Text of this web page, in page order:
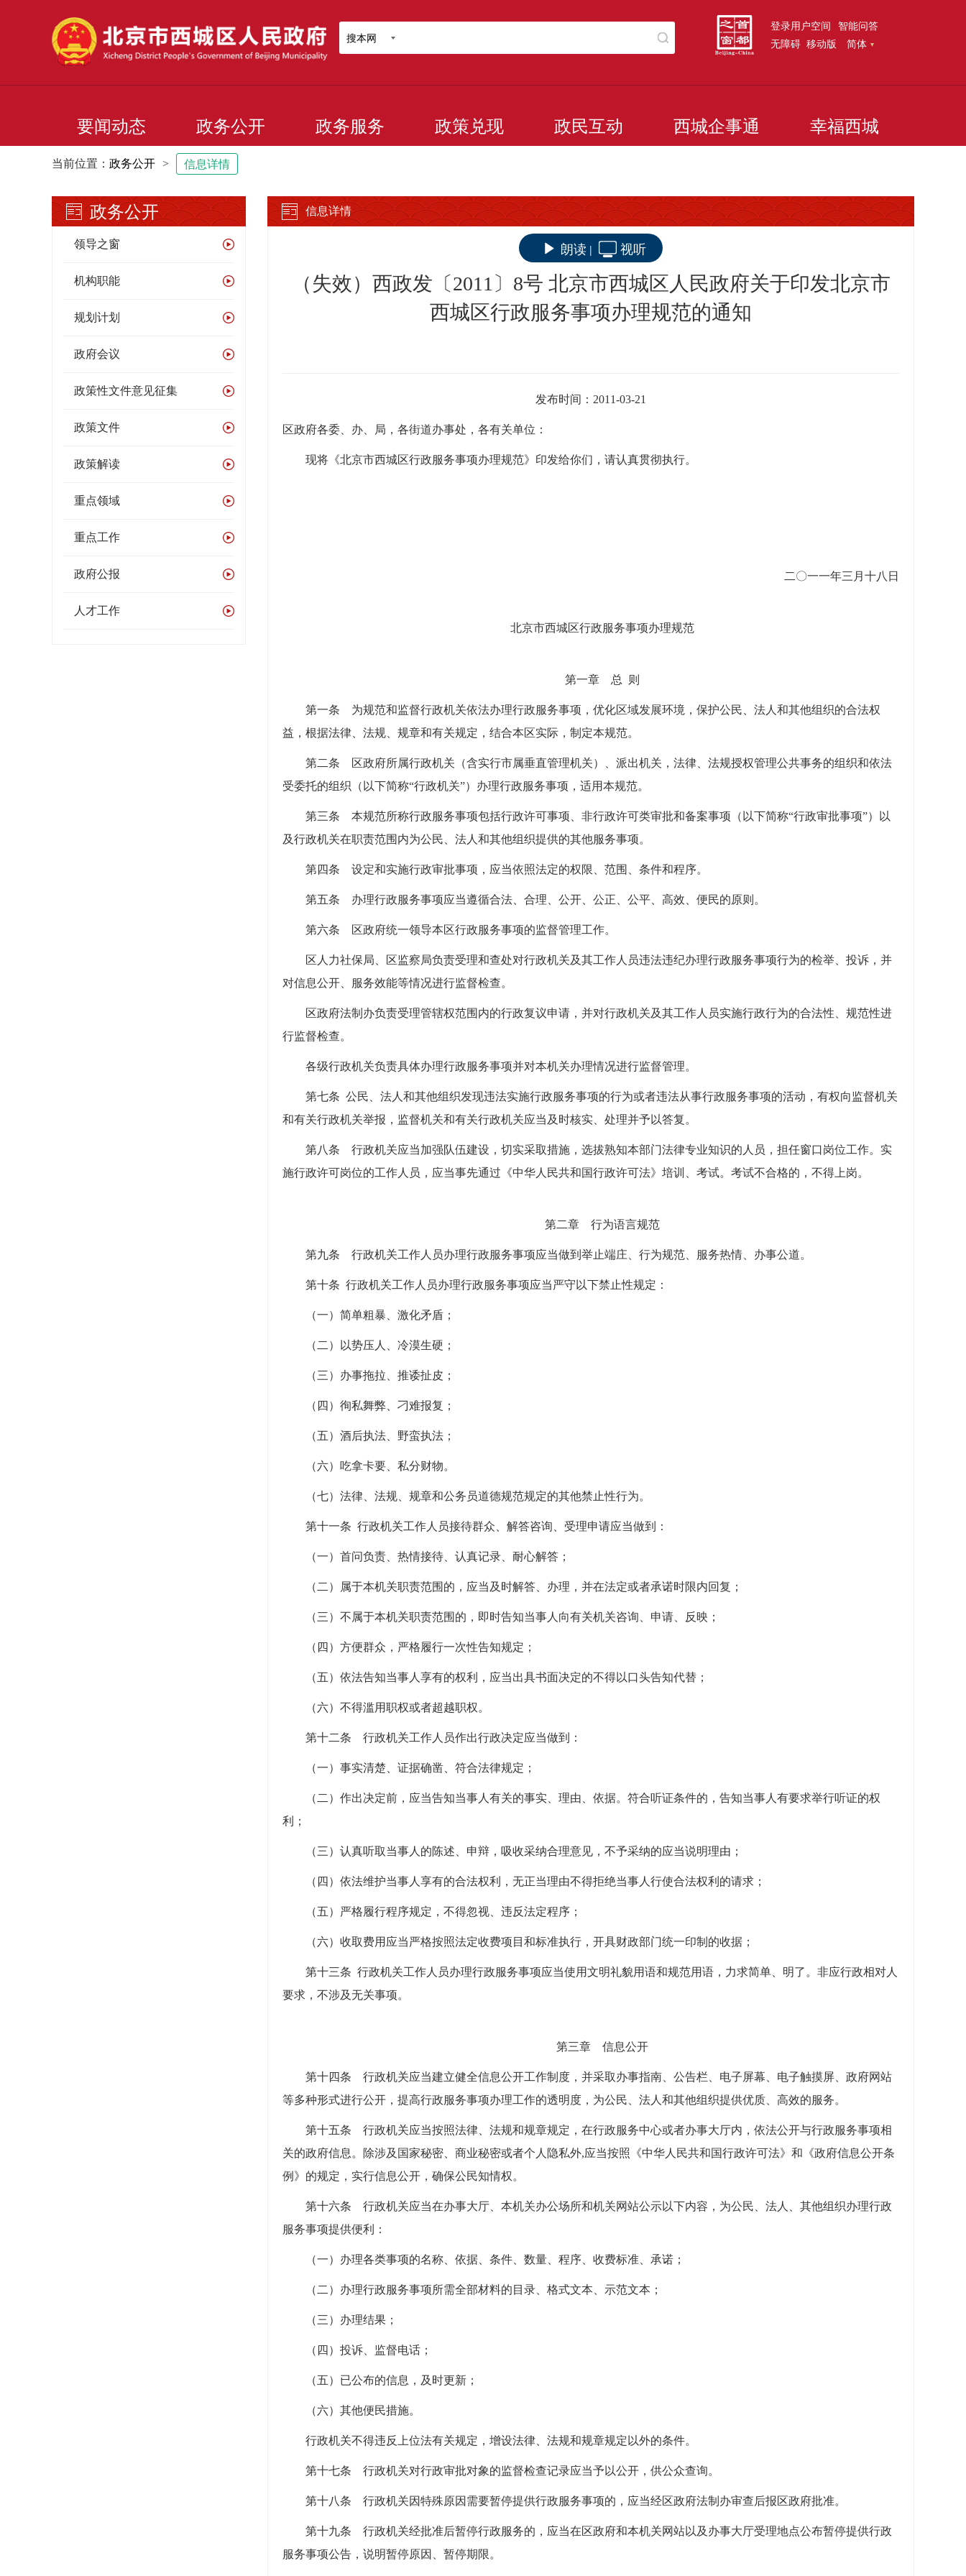
搜本网
登录用户空间 智能问答
无障碍 移动版 简体
要闻动态 政务公开 政务服务 政策兑现 政民互动 西城企事通 幸福西城
当前位置： 政务公开 > 信息详情
政务公开
领导之窗
机构职能
规划计划
政府会议
政策性文件意见征集
政策文件
政策解读
重点领域
重点工作
政府公报
人才工作
信息详情
朗读 | 视听
（失效）西政发〔2011〕8号 北京市西城区人民政府关于印发北京市
西城区行政服务事项办理规范的通知
发布时间：2011-03-21
区政府各委、办、局，各街道办事处，各有关单位：
现将《北京市西城区行政服务事项办理规范》印发给你们，请认真贯彻执行。
二〇一一年三月十八日
北京市西城区行政服务事项办理规范
第一章 总 则
第一条 为规范和监督行政机关依法办理行政服务事项，优化区域发展环境，保护公民、法人和其他组织的合法权
益，根据法律、法规、规章和有关规定，结合本区实际，制定本规范。
第二条 区政府所属行政机关（含实行市属垂直管理机关）、派出机关，法律、法规授权管理公共事务的组织和依法
受委托的组织（以下简称“行政机关”）办理行政服务事项，适用本规范。
第三条 本规范所称行政服务事项包括行政许可事项、非行政许可类审批和备案事项（以下简称“行政审批事项”）以
及行政机关在职责范围内为公民、法人和其他组织提供的其他服务事项。
第四条 设定和实施行政审批事项，应当依照法定的权限、范围、条件和程序。
第五条 办理行政服务事项应当遵循合法、合理、公开、公正、公平、高效、便民的原则。
第六条 区政府统一领导本区行政服务事项的监督管理工作。
区人力社保局、区监察局负责受理和查处对行政机关及其工作人员违法违纪办理行政服务事项行为的检举、投诉，并
对信息公开、服务效能等情况进行监督检查。
区政府法制办负责受理管辖权范围内的行政复议申请，并对行政机关及其工作人员实施行政行为的合法性、规范性进
行监督检查。
各级行政机关负责具体办理行政服务事项并对本机关办理情况进行监督管理。
第七条 公民、法人和其他组织发现违法实施行政服务事项的行为或者违法从事行政服务事项的活动，有权向监督机关
和有关行政机关举报，监督机关和有关行政机关应当及时核实、处理并予以答复。
第八条 行政机关应当加强队伍建设，切实采取措施，选拔熟知本部门法律专业知识的人员，担任窗口岗位工作。实
施行政许可岗位的工作人员，应当事先通过《中华人民共和国行政许可法》培训、考试。考试不合格的，不得上岗。
第二章 行为语言规范
第九条 行政机关工作人员办理行政服务事项应当做到举止端庄、行为规范、服务热情、办事公道。
第十条 行政机关工作人员办理行政服务事项应当严守以下禁止性规定：
（一）简单粗暴、激化矛盾；
（二）以势压人、冷漠生硬；
（三）办事拖拉、推诿扯皮；
（四）徇私舞弊、刁难报复；
（五）酒后执法、野蛮执法；
（六）吃拿卡要、私分财物。
（七）法律、法规、规章和公务员道德规范规定的其他禁止性行为。
第十一条 行政机关工作人员接待群众、解答咨询、受理申请应当做到：
（一）首问负责、热情接待、认真记录、耐心解答；
（二）属于本机关职责范围的，应当及时解答、办理，并在法定或者承诺时限内回复；
（三）不属于本机关职责范围的，即时告知当事人向有关机关咨询、申请、反映；
（四）方便群众，严格履行一次性告知规定；
（五）依法告知当事人享有的权利，应当出具书面决定的不得以口头告知代替；
（六）不得滥用职权或者超越职权。
第十二条 行政机关工作人员作出行政决定应当做到：
（一）事实清楚、证据确凿、符合法律规定；
（二）作出决定前，应当告知当事人有关的事实、理由、依据。符合听证条件的，告知当事人有要求举行听证的权
利；
（三）认真听取当事人的陈述、申辩，吸收采纳合理意见，不予采纳的应当说明理由；
（四）依法维护当事人享有的合法权利，无正当理由不得拒绝当事人行使合法权利的请求；
（五）严格履行程序规定，不得忽视、违反法定程序；
（六）收取费用应当严格按照法定收费项目和标准执行，开具财政部门统一印制的收据；
第十三条 行政机关工作人员办理行政服务事项应当使用文明礼貌用语和规范用语，力求简单、明了。非应行政相对人
要求，不涉及无关事项。
第三章 信息公开
第十四条 行政机关应当建立健全信息公开工作制度，并采取办事指南、公告栏、电子屏幕、电子触摸屏、政府网站
等多种形式进行公开，提高行政服务事项办理工作的透明度，为公民、法人和其他组织提供优质、高效的服务。
第十五条 行政机关应当按照法律、法规和规章规定，在行政服务中心或者办事大厅内，依法公开与行政服务事项相
关的政府信息。除涉及国家秘密、商业秘密或者个人隐私外,应当按照《中华人民共和国行政许可法》和《政府信息公开条
例》的规定，实行信息公开，确保公民知情权。
第十六条 行政机关应当在办事大厅、本机关办公场所和机关网站公示以下内容，为公民、法人、其他组织办理行政
服务事项提供便利：
（一）办理各类事项的名称、依据、条件、数量、程序、收费标准、承诺；
（二）办理行政服务事项所需全部材料的目录、格式文本、示范文本；
（三）办理结果；
（四）投诉、监督电话；
（五）已公布的信息，及时更新；
（六）其他便民措施。
行政机关不得违反上位法有关规定，增设法律、法规和规章规定以外的条件。
第十七条 行政机关对行政审批对象的监督检查记录应当予以公开，供公众查询。
第十八条 行政机关因特殊原因需要暂停提供行政服务事项的，应当经区政府法制办审查后报区政府批准。
第十九条 行政机关经批准后暂停行政服务的，应当在区政府和本机关网站以及办事大厅受理地点公布暂停提供行政
服务事项公告，说明暂停原因、暂停期限。